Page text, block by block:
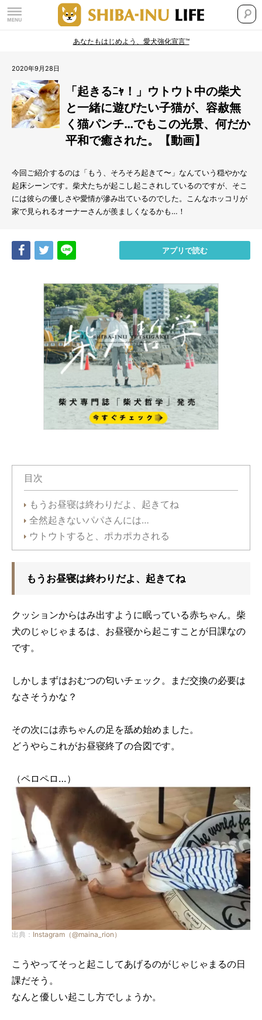
あなたもはじめよう、愛犬強化宣言™
2020年9月28日
「起きるﾆｬ！」ウトウト中の柴犬
と一緒に遊びたい子猫が、容赦無
く猫パンチ…でもこの光景、何だか
平和で癒された。【動画】
今回ご紹介するのは「もう、そろそろ起きて〜」なんていう穏やかな
起床シーンです。柴犬たちが起こし起こされしているのですが、そこ
には彼らの優しさや愛情が滲み出ているのでした。こんなホッコリが
家で見られるオーナーさんが羨ましくなるかも…！
Share Tweet アプリで読む
目次
もうお昼寝は終わりだよ、起きてね
全然起きないパパさんには…
ウトウトすると、ポカポカされる
もうお昼寝は終わりだよ、起きてね
クッションからはみ出すように眠っている赤ちゃん。柴
犬のじゃじゃまるは、お昼寝から起こすことが日課なの
です。
しかしまずはおむつの匂いチェック。まだ交換の必要は
なさそうかな？
その次には赤ちゃんの足を舐め始めました。
どうやらこれがお昼寝終了の合図です。
（ペロペロ…）
出典： Instagram（@maina_rion）
こうやってそっと起こしてあげるのがじゃじゃまるの日
課だそう。
なんと優しい起こし方でしょうか。